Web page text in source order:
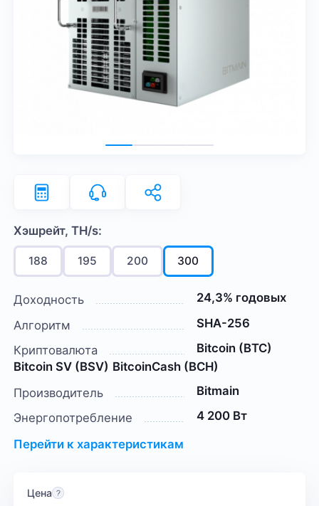
Хэшрейт, TH/s:
188 195 200 300
Доходность
24,3% годовых
Алгоритм
SHA-256
Криптовалюта
Bitcoin (BTC)
Bitcoin SV (BSV) BitcoinCash (BCH)
Производитель
Bitmain
Энергопотребление
4 200 Вт
Перейти к характеристикам
Цена